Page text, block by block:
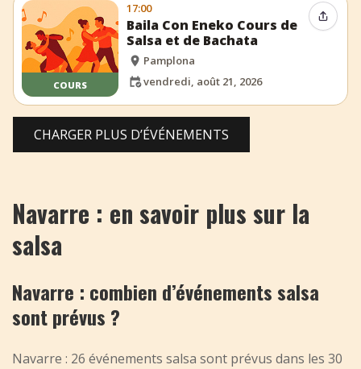
COURS
17:00
Baila Con Eneko Cours de
Salsa et de Bachata
Pamplona
vendredi, août 21, 2026
CHARGER PLUS D’ÉVÉNEMENTS
Navarre : en savoir plus sur la
salsa
Navarre : combien d’événements salsa
sont prévus ?
Navarre : 26 événements salsa sont prévus dans les 30